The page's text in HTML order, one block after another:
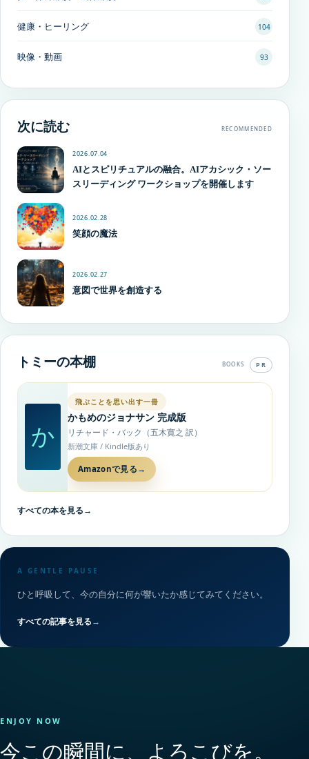
健康・ヒーリング 104
映像・動画 93
次に読む RECOMMENDED
2026.07.04
AIとスピリチュアルの融合。AIアカシック・ソー
スリーディング ワークショップを開催します
2026.02.28
笑顔の魔法
2026.02.27
意図で世界を創造する
トミーの本棚 BOOKS PR
か
飛ぶことを思い出す一冊
かもめのジョナサン 完成版
リチャード・バック（五木寛之 訳）
新潮文庫 / Kindle版あり
Amazonで見る →
すべての本を見る→
A GENTLE PAUSE
ひと呼吸して、今の自分に何が響いたか感じてみてください。
すべての記事を見る→
ENJOY NOW
今この瞬間に、よろこびを。